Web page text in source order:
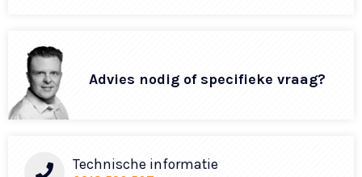
Advies nodig of specifieke vraag?
Technische informatie